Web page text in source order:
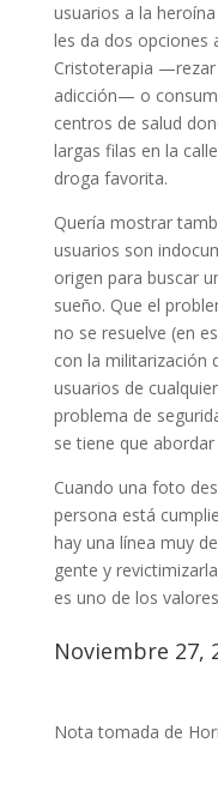
usuarios a la
les da dos opciones
Cristoterapia —rezar
adicción— o
centros de salud
largas filas en la
droga favorita.
Quería mostrar
usuarios son
origen para buscar
sueño. Que el
no se resuelve (en
con la militarización
usuarios de
problema de
se tiene que
Cuando una foto
persona está
hay una línea muy
gente y
es uno de los
Noviembre 27,
Nota tomada de